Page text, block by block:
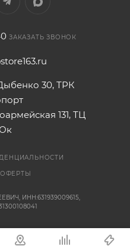
ЗАКАЗАТЬ ЗВОНОК
30, ТРК
131, ТЦ
ИНН:631939009615,